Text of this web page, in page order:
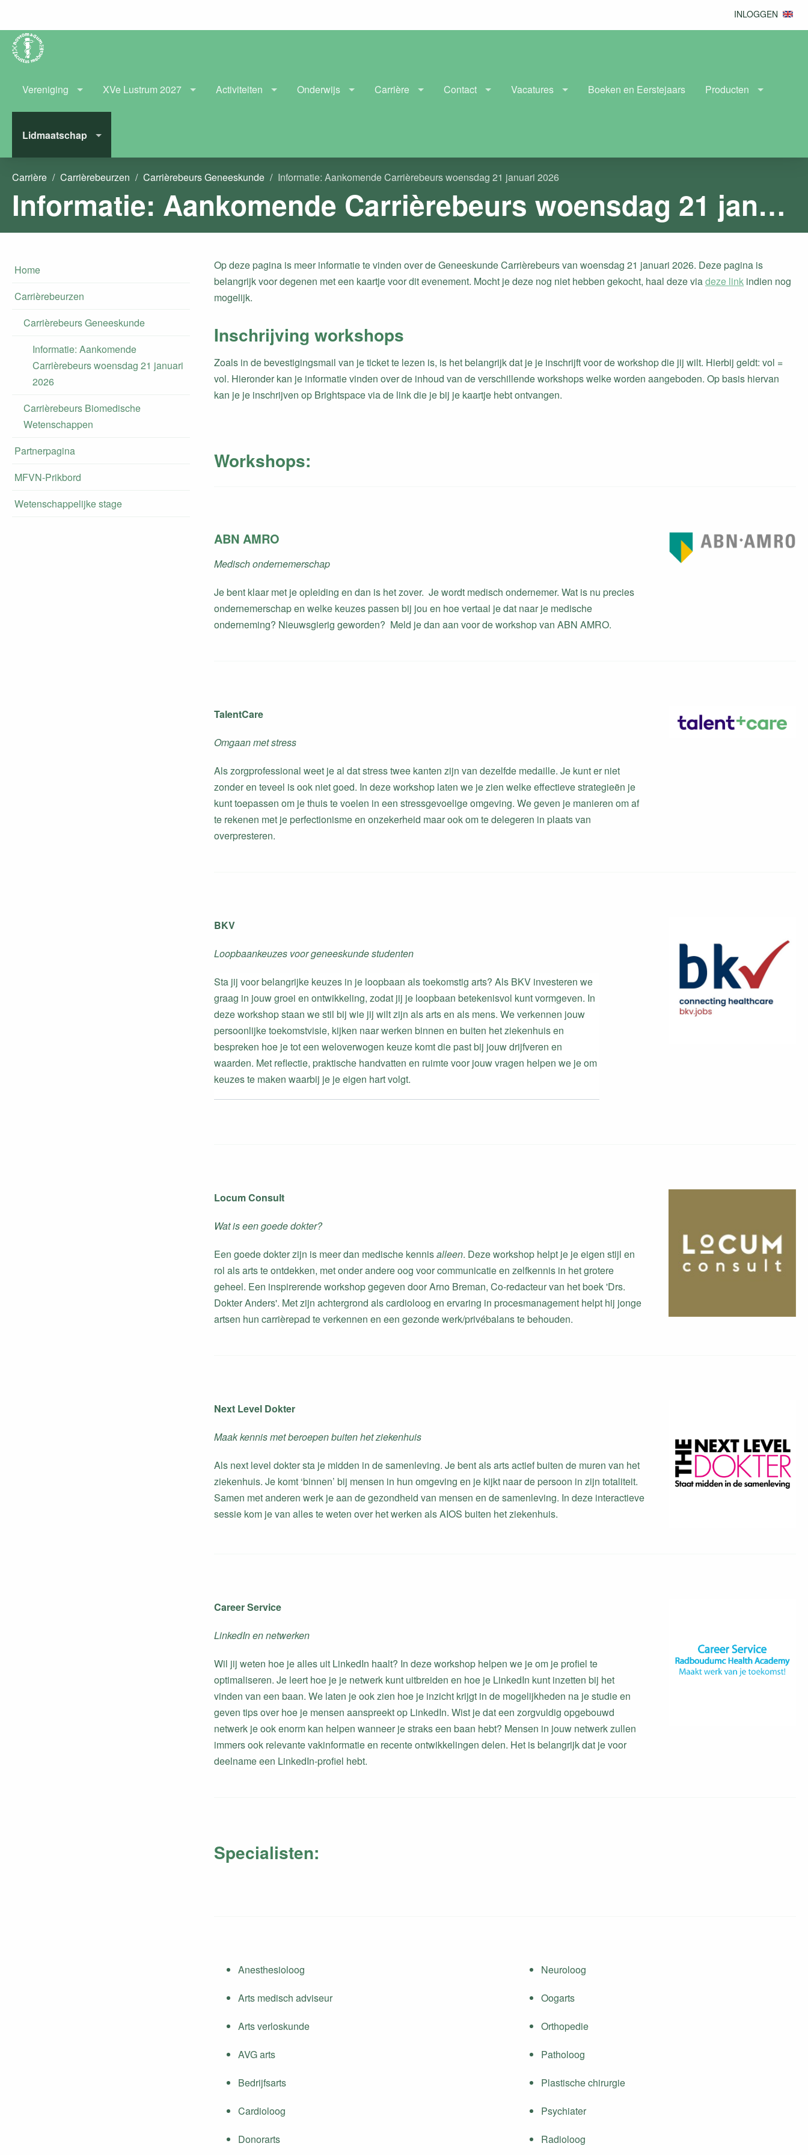
INLOGGEN
Vereniging XVe Lustrum 2027 Activiteiten Onderwijs Carrière Contact Vacatures Boeken en Eerstejaars Producten
Lidmaatschap
Carrière Carrièrebeurzen Carrièrebeurs Geneeskunde Informatie: Aankomende Carrièrebeurs woensdag 21 januari 2026
Informatie: Aankomende Carrièrebeurs woensdag 21 januari 2026
Home
Carrièrebeurzen
Carrièrebeurs Geneeskunde
Informatie: Aankomende
Carrièrebeurs woensdag 21 januari
2026
Carrièrebeurs Biomedische
Wetenschappen
Partnerpagina
MFVN-Prikbord
Wetenschappelijke stage
Op deze pagina is meer informatie te vinden over de Geneeskunde Carrièrebeurs van woensdag 21 januari 2026. Deze pagina is
belangrijk voor degenen met een kaartje voor dit evenement. Mocht je deze nog niet hebben gekocht, haal deze viadeze link indien nog
mogelijk.
Inschrijving workshops
Zoals in de bevestigingsmail van je ticket te lezen is, is het belangrijk dat je je inschrijft voor de workshop die jij wilt. Hierbij geldt: vol =
vol. Hieronder kan je informatie vinden over de inhoud van de verschillende workshops welke worden aangeboden. Op basis hiervan
kan je je inschrijven op Brightspace via de link die je bij je kaartje hebt ontvangen.
Workshops:
ABN AMRO
Medisch ondernemerschap
Je bent klaar met je opleiding en dan is het zover. Je wordt medisch ondernemer. Wat is nu precies
ondernemerschap en welke keuzes passen bij jou en hoe vertaal je dat naar je medische
onderneming? Nieuwsgierig geworden? Meld je dan aan voor de workshop van ABN AMRO.
TalentCare
Omgaan met stress
Als zorgprofessional weet je al dat stress twee kanten zijn van dezelfde medaille. Je kunt er niet
zonder en teveel is ook niet goed. In deze workshop laten we je zien welke effectieve strategieën je
kunt toepassen om je thuis te voelen in een stressgevoelige omgeving. We geven je manieren om af
te rekenen met je perfectionisme en onzekerheid maar ook om te delegeren in plaats van
overpresteren.
BKV
Loopbaankeuzes voor geneeskunde studenten
Sta jij voor belangrijke keuzes in je loopbaan als toekomstig arts? Als BKV investeren we
graag in jouw groei en ontwikkeling, zodat jij je loopbaan betekenisvol kunt vormgeven. In
deze workshop staan we stil bij wie jij wilt zijn als arts en als mens. We verkennen jouw
persoonlijke toekomstvisie, kijken naar werken binnen en buiten het ziekenhuis en
bespreken hoe je tot een weloverwogen keuze komt die past bij jouw drijfveren en
waarden. Met reflectie, praktische handvatten en ruimte voor jouw vragen helpen we je om
keuzes te maken waarbij je je eigen hart volgt.
Locum Consult
Wat is een goede dokter?
Een goede dokter zijn is meer dan medische kennisalleen. Deze workshop helpt je je eigen stijl en
rol als arts te ontdekken, met onder andere oog voor communicatie en zelfkennis in het grotere
geheel. Een inspirerende workshop gegeven door Arno Breman, Co-redacteur van het boek 'Drs.
Dokter Anders'. Met zijn achtergrond als cardioloog en ervaring in procesmanagement helpt hij jonge
artsen hun carrièrepad te verkennen en een gezonde werk/privébalans te behouden.
Next Level Dokter
Maak kennis met beroepen buiten het ziekenhuis
Als next level dokter sta je midden in de samenleving. Je bent als arts actief buiten de muren van het
ziekenhuis. Je komt ‘binnen’ bij mensen in hun omgeving en je kijkt naar de persoon in zijn totaliteit.
Samen met anderen werk je aan de gezondheid van mensen en de samenleving. In deze interactieve
sessie kom je van alles te weten over het werken als AIOS buiten het ziekenhuis.
Career Service
LinkedIn en netwerken
Wil jij weten hoe je alles uit LinkedIn haalt? In deze workshop helpen we je om je profiel te
optimaliseren. Je leert hoe je je netwerk kunt uitbreiden en hoe je LinkedIn kunt inzetten bij het
vinden van een baan. We laten je ook zien hoe je inzicht krijgt in de mogelijkheden na je studie en
geven tips over hoe je mensen aanspreekt op LinkedIn. Wist je dat een zorgvuldig opgebouwd
netwerk je ook enorm kan helpen wanneer je straks een baan hebt? Mensen in jouw netwerk zullen
immers ook relevante vakinformatie en recente ontwikkelingen delen. Het is belangrijk dat je voor
deelname een LinkedIn-profiel hebt.
Specialisten:
Anesthesioloog
Arts medisch adviseur
Arts verloskunde
AVG arts
Bedrijfsarts
Cardioloog
Donorarts
Neuroloog
Oogarts
Orthopedie
Patholoog
Plastische chirurgie
Psychiater
Radioloog